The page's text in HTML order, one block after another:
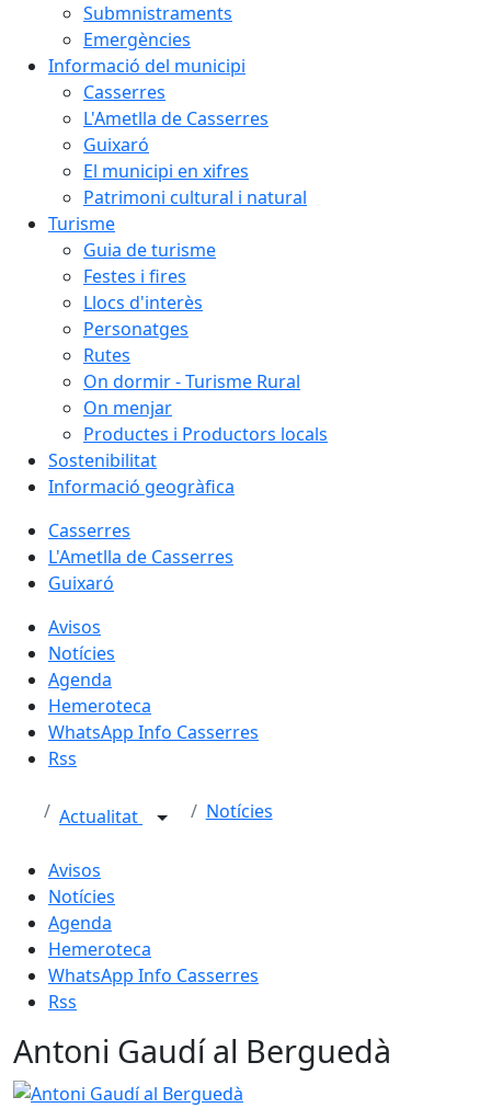
Submnistraments
Emergències
Informació del municipi
Casserres
L'Ametlla de Casserres
Guixaró
El municipi en xifres
Patrimoni cultural i natural
Turisme
Guia de turisme
Festes i fires
Llocs d'interès
Personatges
Rutes
On dormir - Turisme Rural
On menjar
Productes i Productors locals
Sostenibilitat
Informació geogràfica
Casserres
L'Ametlla de Casserres
Guixaró
Avisos
Notícies
Agenda
Hemeroteca
WhatsApp Info Casserres
Rss
Actualitat Notícies
Avisos
Notícies
Agenda
Hemeroteca
WhatsApp Info Casserres
Rss
Antoni Gaudí al Berguedà
Antoni Gaudí al Berguedà